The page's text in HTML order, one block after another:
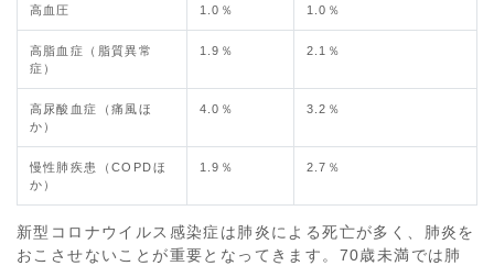
高血圧 1.0％ 1.0％
高脂血症（脂質異常
症）
1.9％ 2.1％
高尿酸血症（痛風ほ
か）
4.0％ 3.2％
慢性肺疾患（COPDほ
か）
1.9％ 2.7％
新型コロナウイルス感染症は肺炎による死亡が多く、肺炎を
おこさせないことが重要となってきます。70歳未満では肺